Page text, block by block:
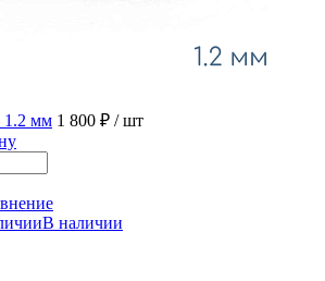
1.2 мм 1 800 ₽ / шт
В наличии